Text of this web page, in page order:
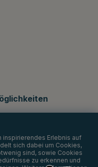
inspirierendes Erlebnis auf
sich dabei um Cookies,
sind, sowie Cookies
zu erkennen und